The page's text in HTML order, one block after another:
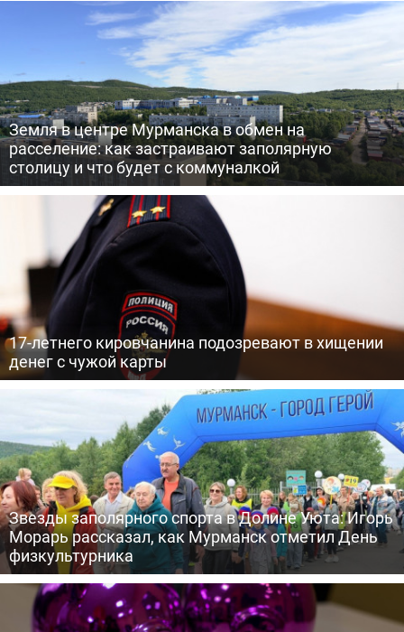
Земля в центре Мурманска в обмен на
расселение: как застраивают заполярную
столицу и что будет с коммуналкой
17-летнего кировчанина подозревают в хищении
денег с чужой карты
Звезды заполярного спорта в Долине Уюта: Игорь
Морарь рассказал, как Мурманск отметил День
физкультурника